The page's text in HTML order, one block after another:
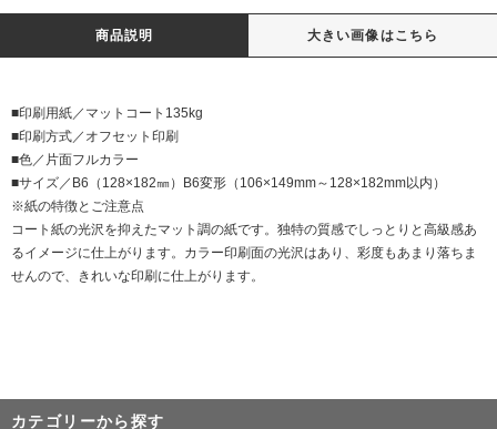
商品説明 大きい画像はこちら
■印刷用紙／マットコート135kg
■印刷方式／オフセット印刷
■色／片面フルカラー
■サイズ／B6（128×182㎜）B6変形（106×149mm～128×182mm以内）
※紙の特徴とご注意点
コート紙の光沢を抑えたマット調の紙です。独特の質感でしっとりと高級感あ
るイメージに仕上がります。カラー印刷面の光沢はあり、彩度もあまり落ちま
せんので、きれいな印刷に仕上がります。
カテゴリーから探す